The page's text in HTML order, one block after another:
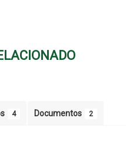
4 Documentos 2